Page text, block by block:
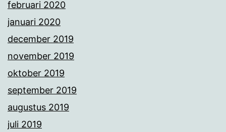
februari 2020
januari 2020
december 2019
november 2019
oktober 2019
september 2019
augustus 2019
juli 2019